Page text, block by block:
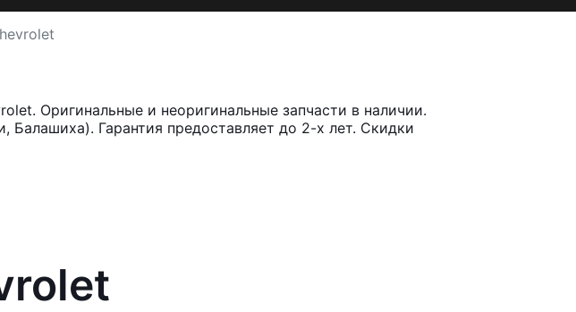
Оригинальные и неоригинальные запчасти в наличии.
Гарантия предоставляет до 2-х лет. Скидки